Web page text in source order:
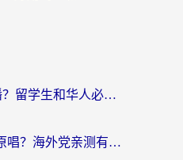
海外如何看CBA直播？留学生和华人必看的无卡顿观赛指南
国外全民k歌怎么用原唱？海外党亲测有效的回国加速解决方案